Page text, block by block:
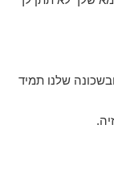
שלנו תמיד